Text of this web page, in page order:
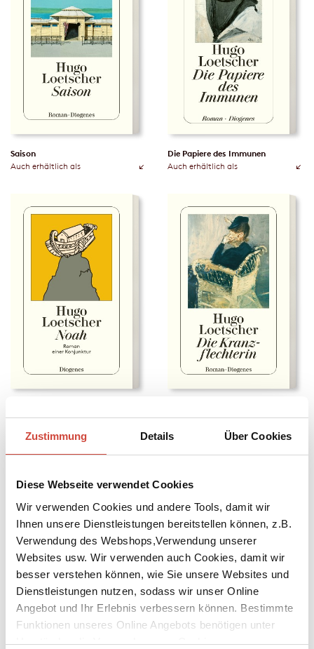
Zustimmung Details Über Cookies
Diese Webseite verwendet Cookies
Wir verwenden Cookies und andere Tools, damit wir
Ihnen unsere Dienstleistungen bereitstellen können, z.B.
Verwendung des Webshops,Verwendung unserer
Websites usw. Wir verwenden auch Cookies, damit wir
besser verstehen können, wie Sie unsere Websites und
Dienstleistungen nutzen, sodass wir unser Online
Angebot und Ihr Erlebnis verbessern können. Bestimmte
Funktionen unseres Online Angebots benötigen unter
Umständen die Verwendung von Cookies von
Saison
Auch erhältlich als
Die Papiere des Immunen
Auch erhältlich als
Auch erhältlich als Auch erhältlich als